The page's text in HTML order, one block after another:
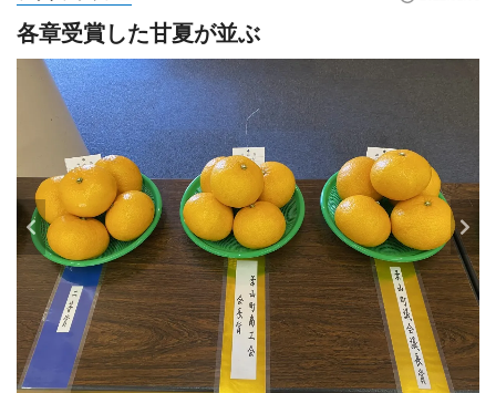
各章受賞した甘夏が並ぶ